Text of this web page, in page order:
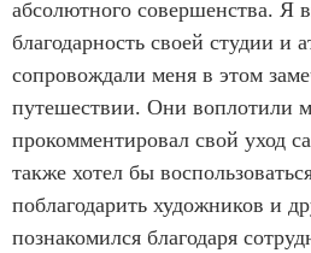
абсолютного совершенства. Я
благодарность своей студии и
сопровождали меня в этом
путешествии. Они воплотили
прокомментировал свой уход
также хотел бы
поблагодарить художников и
познакомился благодаря